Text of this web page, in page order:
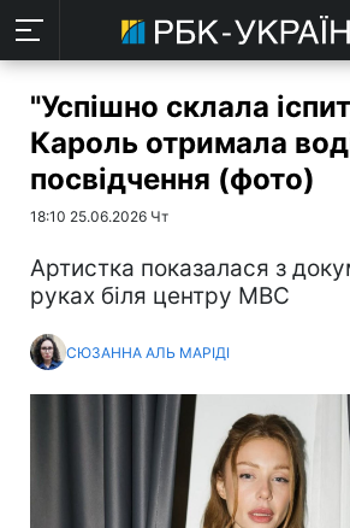
"Успішно склала
Кароль отримала
посвідчення (фото)
18:10 25.06.2026 Чт
Артистка показалася з
руках біля центру МВС
СЮЗАННА АЛЬ МАРІДІ